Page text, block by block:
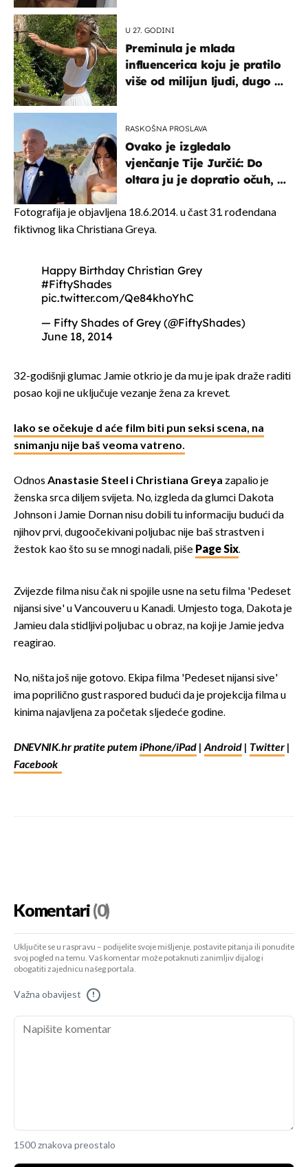
U 27. GODINI
Preminula je mlada
influencerica koju je pratilo
više od milijun ljudi, dugo se
RASKOŠNA PROSLAVA
Ovako je izgledalo
vjenčanje Tije Jurčić: Do
oltara ju je dopratio očuh, a
Fotografija je objavljena 18.6.2014. u čast 31. rođendana
fiktivnog lika Christiana Greya.
Happy Birthday Christian Grey
#FiftyShades
pic.twitter.com/Qe84khoYhC
— Fifty Shades of Grey (@FiftyShades)
June 18, 2014
32-godišnji glumac Jamie otkrio je da mu je ipak draže raditi
posao koji ne uključuje vezanje žena za krevet.
Iako se očekuje d aće film biti pun seksi scena, na
snimanju nije baš veoma vatreno.
Odnos Anastasie Steel i Christiana Greya zapalio je
ženska srca diljem svijeta. No, izgleda da glumci Dakota
Johnson i Jamie Dornan nisu dobili tu informaciju budući da
njihov prvi, dugoočekivani poljubac nije baš strastven i
žestok kao što su se mnogi nadali, piše Page Six.
Zvijezde filma nisu čak ni spojile usne na setu filma 'Pedeset
nijansi sive' u Vancouveru u Kanadi. Umjesto toga, Dakota je
Jamieu dala stidljivi poljubac u obraz, na koji je Jamie jedva
reagirao.
No, ništa još nije gotovo. Ekipa filma 'Pedeset nijansi sive'
ima poprilično gust raspored budući da je projekcija filma u
kinima najavljena za početak sljedeće godine.
DNEVNIK.hr pratite putem iPhone/iPad |Android Twitter
Facebook
Komentari(0)
Uključite se u raspravu – podijelite svoje mišljenje, postavite pitanja ili ponudite
svoj pogled na temu. Vaš komentar može potaknuti zanimljiv dijalog i
obogatiti zajednicu našeg portala.
Važna obavijest !
1500 znakova preostalo